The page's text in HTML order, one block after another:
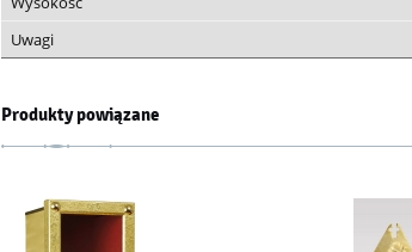
Uwagi
Produkty powiązane